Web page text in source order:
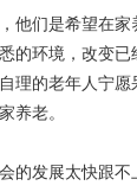
他们是希望在
的环境，改变已
理的老年人宁
养老。
的发展太快跟